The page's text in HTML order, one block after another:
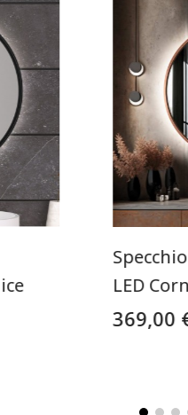
LED
369,00